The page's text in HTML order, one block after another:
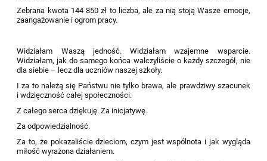
Zebrana kwota 144 850 zł to liczba, ale za nią stoją Wasze emocje,
zaangażowanie i ogrom pracy.
Widziałam Waszą jedność. Widziałam wzajemne wsparcie.
Widziałam, jak do samego końca walczyliście o każdy szczegół, nie
dla siebie – lecz dla uczniów naszej szkoły.
I za to należą się Państwu nie tylko brawa, ale prawdziwy szacunek
i wdzięczność całej społeczności.
Z całego serca dziękuję. Za inicjatywę.
Za odpowiedzialność.
Za to, że pokazaliście dzieciom, czym jest wspólnota i jak wygląda
miłość wyrażona działaniem.